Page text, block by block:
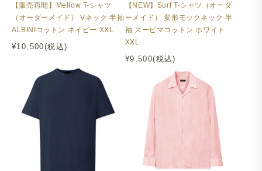
【販売再開】Mellow T-シャツ
（オーダーメイド） Vネック 半袖
ALBINIコットン ネイビー XXL
¥10,500(税込)
【NEW】Surf T-シャツ（オーダ
ーメイド） 変形モックネック 半
袖 スーピマコットン ホワイト
XXL
¥9,500(税込)